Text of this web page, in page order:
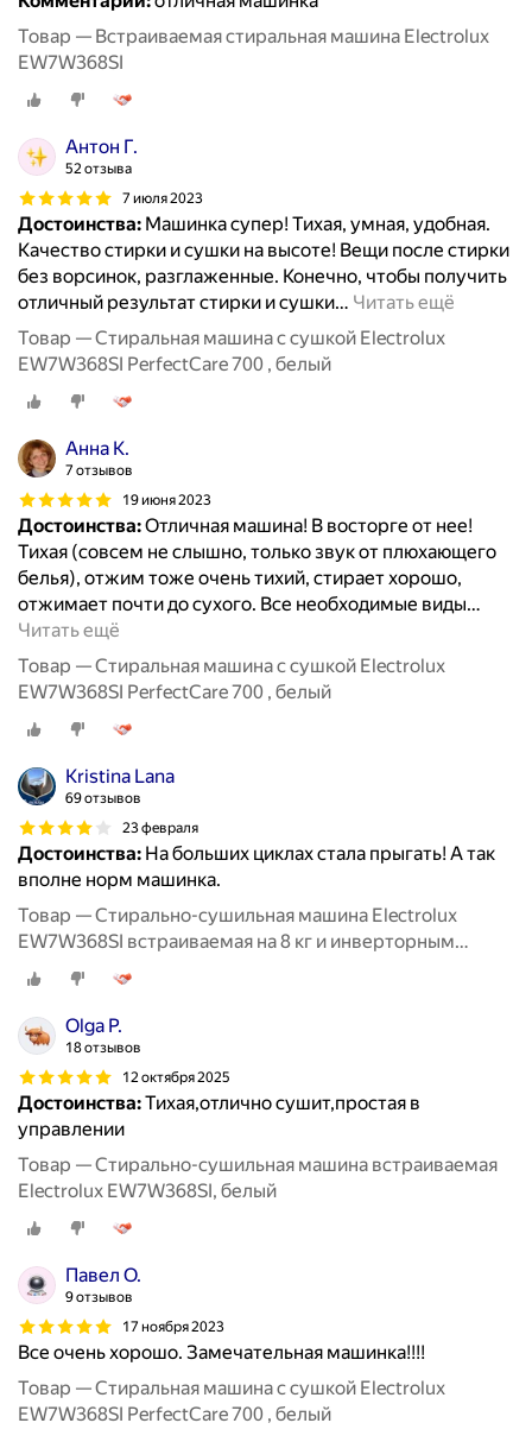
Товар — Встраиваемая стиральная машина Electrolux
EW7W368SI
Антон Г.
52 отзыва
7 июля 2023
Достоинства: Машинка супер! Тихая, умная, удобная.
Качество стирки и сушки на высоте! Вещи после стирки
без ворсинок, разглаженные. Конечно, чтобы получить
отличный результат стирки и сушки… Читать ещё
Товар — Стиральная машина с сушкой Electrolux
EW7W368SI PerfectCare 700 , белый
Анна К.
7 отзывов
19 июня 2023
Достоинства:Отличная машина! В восторге от нее!
Тихая (совсем не слышно, только звук от плюхающего
белья), отжим тоже очень тихий, стирает хорошо,
отжимает почти до сухого. Все необходимые виды…
Читать ещё
Товар — Стиральная машина с сушкой Electrolux
EW7W368SI PerfectCare 700 , белый
Kristina Lana
69 отзывов
23 февраля
Достоинства: На больших циклах стала прыгать! А так
вполне норм машинка.
Товар — Стирально-сушильная машина Electrolux
EW7W368SI встраиваемая на 8 кг и инверторным
двигателем
Olga P.
18 отзывов
12 октября 2025
Достоинства:Тихая,отлично сушит,простая в
управлении
Товар — Стирально-сушильная машина встраиваемая
Electrolux EW7W368SI, белый
Павел О.
9 отзывов
17 ноября 2023
Все очень хорошо. Замечательная машинка!!!!
Товар — Стиральная машина с сушкой Electrolux
EW7W368SI PerfectCare 700 , белый